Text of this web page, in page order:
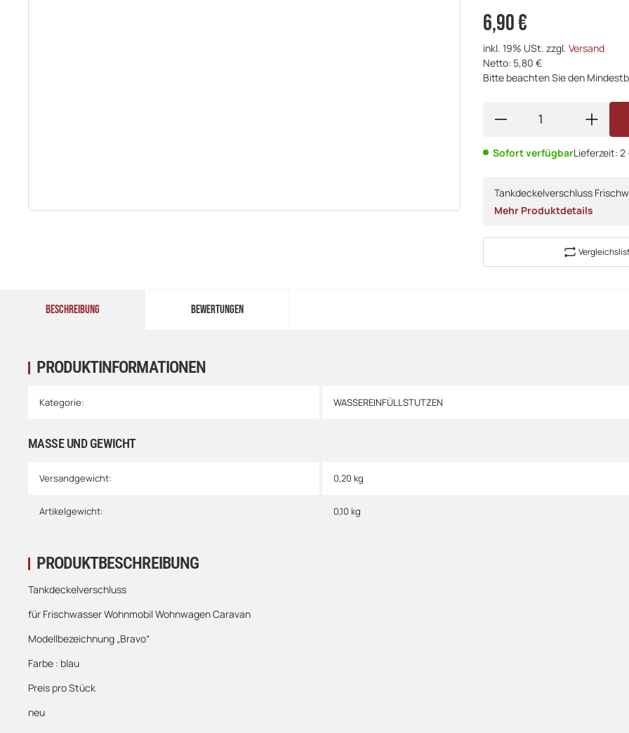
6,90 €
inkl. 19% USt. zzgl. Versand
Netto: 5,80 €
Bitte beachten Sie den
Sofort verfügbarLieferzeit: 2
Tankdeckelverschluss
Mehr Produktdetails
BESCHREIBUNG BEWERTUNGEN
PRODUKTINFORMATIONEN
Kategorie: WASSEREINFÜLLSTUTZEN
MASSE UND GEWICHT
Versandgewicht: 0,20 kg
Artikelgewicht: 0,10 kg
PRODUKTBESCHREIBUNG
Tankdeckelverschluss
für Frischwasser Wohnmobil Wohnwagen Caravan
Modellbezeichnung „Bravo“
Farbe : blau
Preis pro Stück
neu